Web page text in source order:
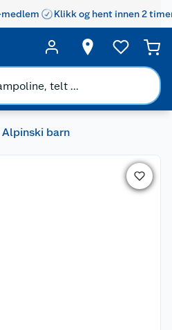
Klikk og hent innen 2
Alpinski barn